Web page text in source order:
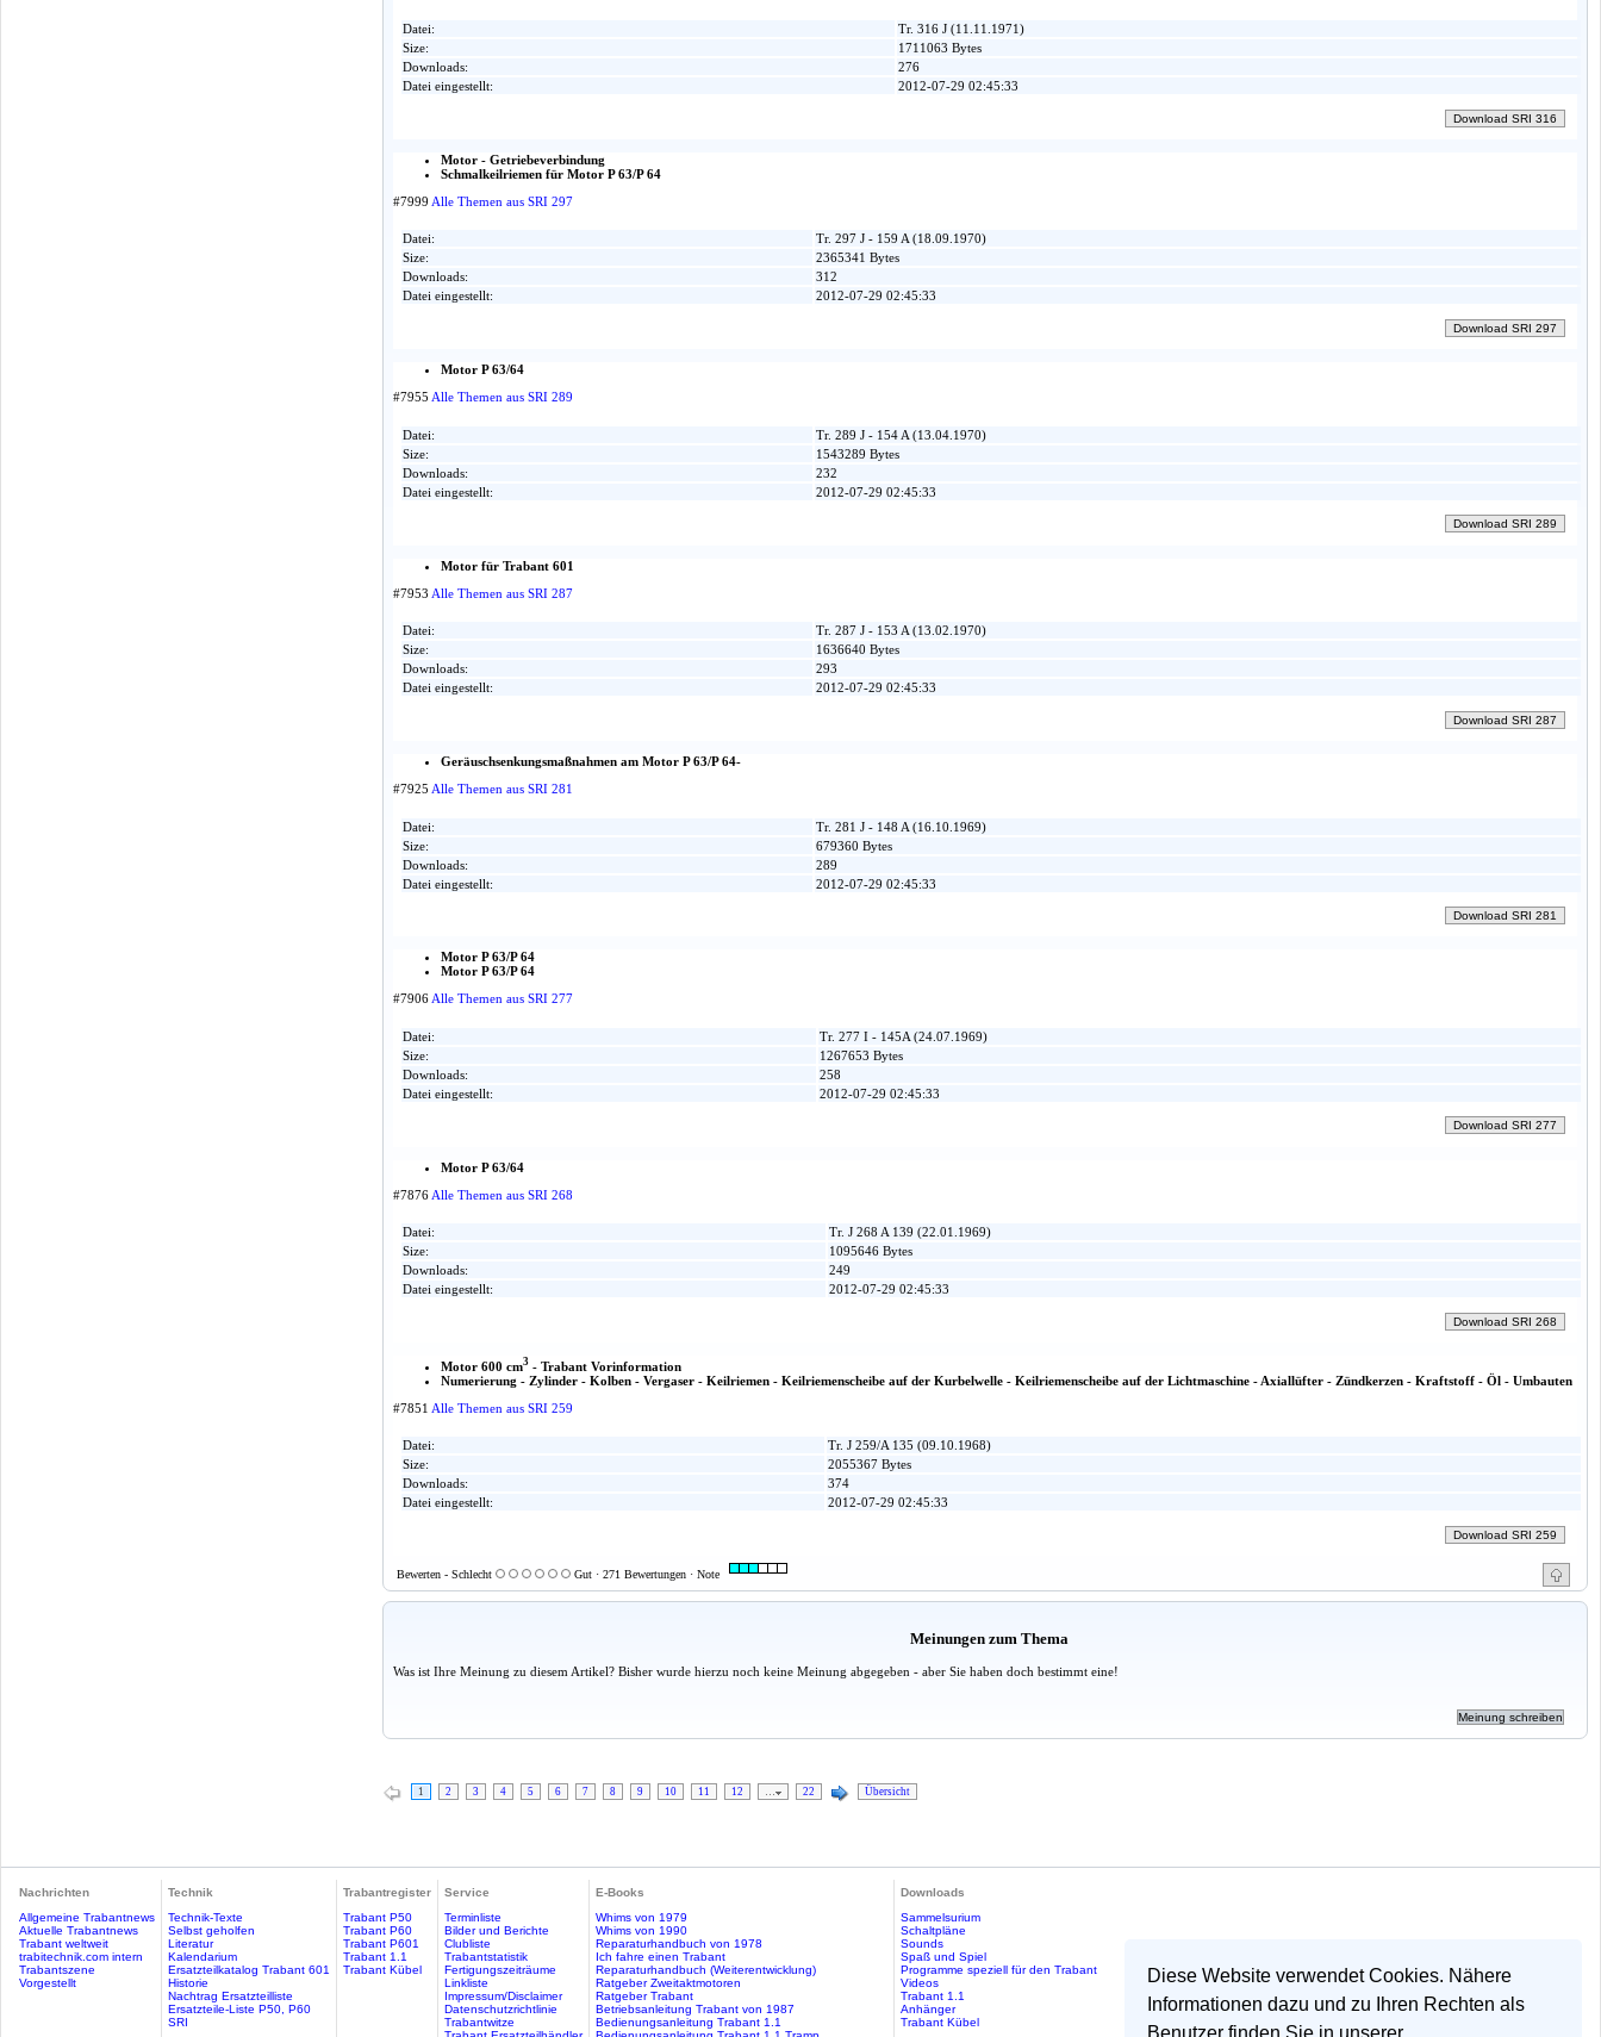
Diese Website verwendet Cookies. Nähere
Informationen dazu und zu Ihren Rechten als
Benutzer finden Sie in unserer
Datei:
Tr. 316 J (11.11.1971)
Size:
1711063 Bytes
Downloads:
276
Datei eingestellt:
2012-07-29 02:45:33
Motor - Getriebeverbindung
Schmalkeilriemen für Motor P 63/P 64
#7999 Alle Themen aus SRI 297
Datei:
Tr. 297 J - 159 A (18.09.1970)
Size:
2365341 Bytes
Downloads:
312
Datei eingestellt:
2012-07-29 02:45:33
Motor P 63/64
#7955 Alle Themen aus SRI 289
Datei:
Tr. 289 J - 154 A (13.04.1970)
Size:
1543289 Bytes
Downloads:
232
Datei eingestellt:
2012-07-29 02:45:33
Motor für Trabant 601
#7953 Alle Themen aus SRI 287
Datei:
Tr. 287 J - 153 A (13.02.1970)
Size:
1636640 Bytes
Downloads:
293
Datei eingestellt:
2012-07-29 02:45:33
Geräuschsenkungsmaßnahmen am Motor P 63/P 64-
#7925 Alle Themen aus SRI 281
Datei:
Tr. 281 J - 148 A (16.10.1969)
Size:
679360 Bytes
Downloads:
289
Datei eingestellt:
2012-07-29 02:45:33
Motor P 63/P 64
Motor P 63/P 64
#7906Alle Themen aus SRI 277
Datei:
Tr. 277 I - 145A (24.07.1969)
Size:
1267653 Bytes
Downloads:
258
Datei eingestellt:
2012-07-29 02:45:33
Motor P 63/64
#7876 Alle Themen aus SRI 268
Datei:
Tr. J 268 A 139 (22.01.1969)
Size:
1095646 Bytes
Downloads:
249
Datei eingestellt:
2012-07-29 02:45:33
Motor 600 cm3 - Trabant Vorinformation
Numerierung - Zylinder - Kolben - Vergaser - Keilriemen - Keilriemenscheibe auf der Kurbelwelle - Keilriemenscheibe auf der Lichtmaschine - Axiallüfter - Zündkerzen - Kraftstoff - Öl - Umbauten
#7851 Alle Themen aus SRI 259
Datei:
Tr. J 259/A 135 (09.10.1968)
Size:
2055367 Bytes
Downloads:
374
Datei eingestellt:
2012-07-29 02:45:33
Bewerten - Schlecht Gut · 271 Bewertungen · Note
Meinungen zum Thema
Was ist Ihre Meinung zu diesem Artikel? Bisher wurde hierzu noch keine Meinung abgegeben - aber Sie haben doch bestimmt eine!
1 2 3 4 5 6 7 8 9 10 11 12 … 22 Übersicht
Nachrichten
Allgemeine Trabantnews
Aktuelle Trabantnews
Trabant weltweit
trabitechnik.com intern
Trabantszene
Vorgestellt
Technik
Technik-Texte
Selbst geholfen
Literatur
Kalendarium
Ersatzteilkatalog Trabant 601
Historie
Nachtrag Ersatzteilliste
Ersatzteile-Liste P50, P60
SRI
Trabantregister
Trabant P50
Trabant P60
Trabant P601
Trabant 1.1
Trabant Kübel
Service
Terminliste
Bilder und Berichte
Clubliste
Trabantstatistik
Fertigungszeiträume
Linkliste
Impressum/Disclaimer
Datenschutzrichtlinie
Trabantwitze
E-Books
Whims von 1979
Whims von 1990
Reparaturhandbuch von 1978
Ich fahre einen Trabant
Reparaturhandbuch (Weiterentwicklung)
Ratgeber Zweitaktmotoren
Ratgeber Trabant
Betriebsanleitung Trabant von 1987
Bedienungsanleitung Trabant 1.1
Downloads
Sammelsurium
Schaltpläne
Sounds
Spaß und Spiel
Programme speziell für den Trabant
Videos
Trabant 1.1
Anhänger
Trabant Kübel